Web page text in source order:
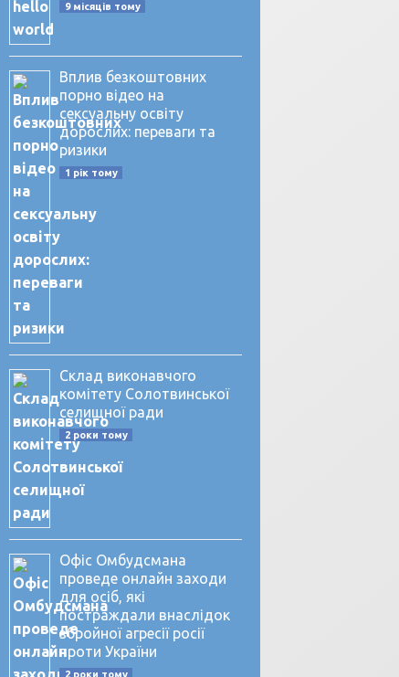
9 місяців тому
Вплив безкоштовних
порно відео на
сексуальну освіту
дорослих: переваги та
ризики
1 рік тому
Склад виконавчого
комітету Солотвинської
селищної ради
2 роки тому
Офіс Омбудсмана
проведе онлайн заходи
для осіб, які
постраждали внаслідок
збройної агресії росії
проти України
2 роки тому